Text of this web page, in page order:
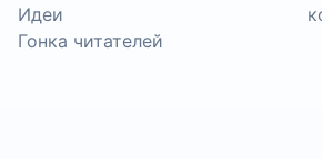
Идеи
Гонка читателей